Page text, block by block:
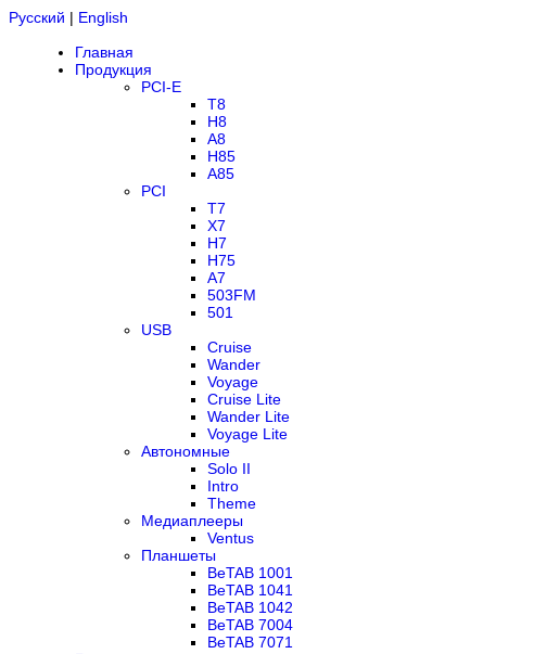
Русский | English
Главная
Продукция
PCI-E
T8
H8
A8
H85
A85
PCI
T7
X7
H7
H75
A7
503FM
501
USB
Cruise
Wander
Voyage
Cruise Lite
Wander Lite
Voyage Lite
Автономные
Solo II
Intro
Theme
Медиаплееры
Ventus
Планшеты
BeTAB 1001
BeTAB 1041
BeTAB 1042
BeTAB 7004
BeTAB 7071